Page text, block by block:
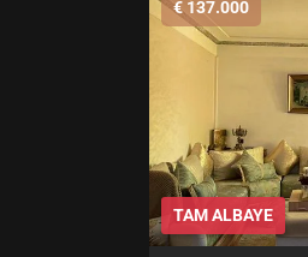
137.000 €
TAM ALBAYE